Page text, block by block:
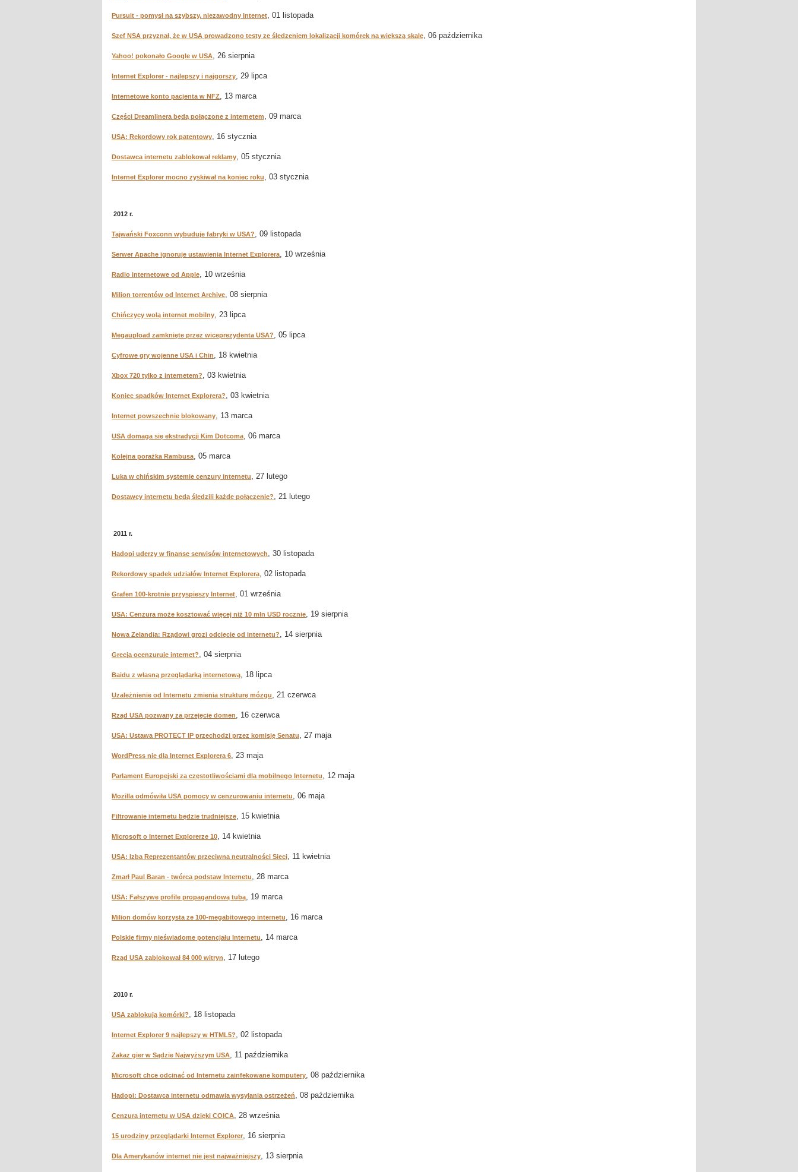
Pursuit - pomysł na szybszy, niezawodny Internet, 01 listopada
Szef NSA przyznał, że w USA prowadzono testy ze śledzeniem lokalizacji komórek na większą skalę, 06 października
Yahoo! pokonało Google w USA, 26 sierpnia
Internet Explorer - najlepszy i najgorszy, 29 lipca
Internetowe konto pacjenta w NFZ, 13 marca
Części Dreamlinera będą połączone z internetem, 09 marca
USA: Rekordowy rok patentowy, 16 stycznia
Dostawca internetu zablokował reklamy, 05 stycznia
Internet Explorer mocno zyskiwał na koniec roku, 03 stycznia
2012 r.
Tajwański Foxconn wybuduje fabryki w USA?, 09 listopada
Serwer Apache ignoruje ustawienia Internet Explorera, 10 września
Radio internetowe od Apple, 10 września
Milion torrentów od Internet Archive, 08 sierpnia
Chińczycy wolą internet mobilny, 23 lipca
Megaupload zamknięte przez wiceprezydenta USA?, 05 lipca
Cyfrowe gry wojenne USA i Chin, 18 kwietnia
Xbox 720 tylko z internetem?, 03 kwietnia
Koniec spadków Internet Explorera?, 03 kwietnia
Internet powszechnie blokowany, 13 marca
USA domaga się ekstradycji Kim Dotcoma, 06 marca
Kolejna porażka Rambusa, 05 marca
Luka w chińskim systemie cenzury internetu, 27 lutego
Dostawcy internetu będą śledzili każde połączenie?, 21 lutego
2011 r.
Hadopi uderzy w finanse serwisów internetowych, 30 listopada
Rekordowy spadek udziałów Internet Explorera, 02 listopada
Grafen 100-krotnie przyspieszy Internet, 01 września
USA: Cenzura może kosztować więcej niż 10 mln USD rocznie, 19 sierpnia
Nowa Zelandia: Rządowi grozi odcięcie od internetu?, 14 sierpnia
Grecja ocenzuruje internet?, 04 sierpnia
Baidu z własną przeglądarką internetową, 18 lipca
Uzależnienie od Internetu zmienia strukturę mózgu, 21 czerwca
Rząd USA pozwany za przejęcie domen, 16 czerwca
USA: Ustawa PROTECT IP przechodzi przez komisję Senatu, 27 maja
WordPress nie dla Internet Explorera 6, 23 maja
Parlament Europejski za częstotliwościami dla mobilnego Internetu, 12 maja
Mozilla odmówiła USA pomocy w cenzurowaniu internetu, 06 maja
Filtrowanie internetu będzie trudniejsze, 15 kwietnia
Microsoft o Internet Explorerze 10, 14 kwietnia
USA: Izba Reprezentantów przeciwna neutralności Sieci, 11 kwietnia
Zmarł Paul Baran - twórca podstaw Internetu, 28 marca
USA: Fałszywe profile propagandową tubą, 19 marca
Milion domów korzysta ze 100-megabitowego internetu, 16 marca
Polskie firmy nieświadome potencjału Internetu, 14 marca
Rząd USA zablokował 84 000 witryn, 17 lutego
2010 r.
USA zablokują komórki?, 18 listopada
Internet Explorer 9 najlepszy w HTML5?, 02 listopada
Zakaz gier w Sądzie Najwyższym USA, 11 października
Microsoft chce odcinać od Internetu zainfekowane komputery, 08 października
Hadopi: Dostawca internetu odmawia wysyłania ostrzeżeń, 08 października
Cenzura internetu w USA dzięki COICA, 28 września
15 urodziny przeglądarki Internet Explorer, 16 sierpnia
Dla Amerykanów internet nie jest najważniejszy, 13 sierpnia